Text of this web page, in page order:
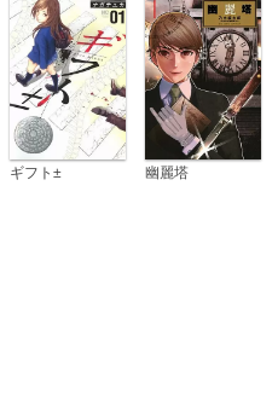
ギフト± 幽麗塔